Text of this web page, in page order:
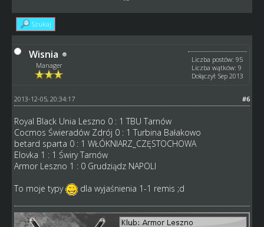
Szukaj
Wisnia
Manager
Liczba postów: 95
Liczba wątków: 9
Dołączył: Sep 2013
#6
2013-12-05, 20:34:17
Royal Black Unia Leszno 0 : 1 TBU Tarnów
Cocmos Świeradów Zdrój 0 : 1 Turbina Bałakowo
betard sparta 0 : 1 WŁÓKNIARZ_CZĘSTOCHOWA
Elovka 1 : 1 Świry Tarnów
Armor Leszno 1 : 0 Grudziądz NAPOLI
To moje typy
dla wyjaśnienia 1-1 remis ;d